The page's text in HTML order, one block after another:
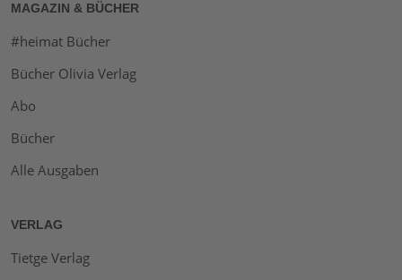
MAGAZIN & BÜCHER
#heimat Bücher
Bücher Olivia Verlag
Abo
Bücher
Alle Ausgaben
VERLAG
Tietge Verlag